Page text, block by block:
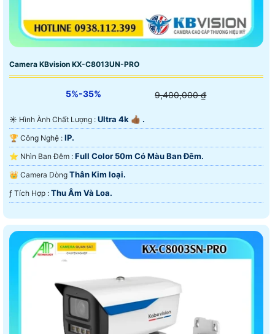
Camera KBvision KX-C8013UN-PRO
5%-35% 9,400,000 ₫
☀️ Hình Ành Chất Lượng : Ultra 4k 👍🏾 .
🏆 Công Nghệ : IP.
⭐ Nhìn Ban Đêm : Full Color 50m Có Màu Ban Ðêm.
👑 Camera Dòng Thân Kim loại.
️ƒ Tích Hợp : Thu Âm Và Loa.